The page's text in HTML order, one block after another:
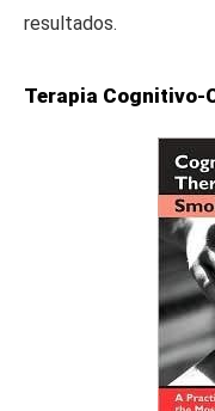
resultados.
Terapia Cognitivo-